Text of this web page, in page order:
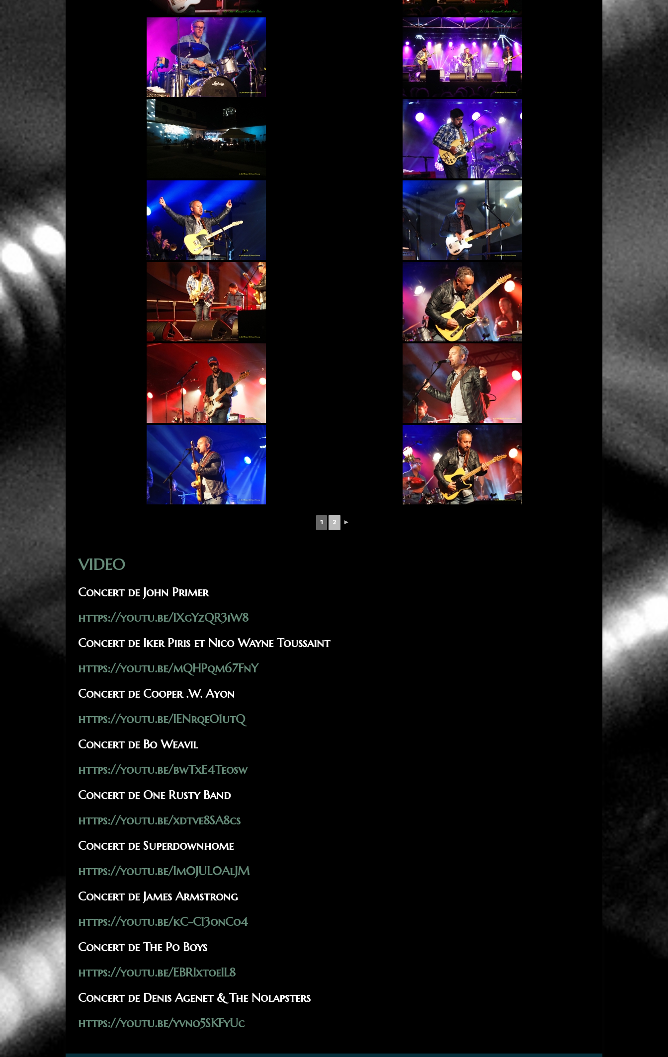
1 2 ►
VIDEO
Concert de John Primer
https://youtu.be/IXgYzQR3iW8
Concert de Iker Piris et Nico Wayne Toussaint
https://youtu.be/mQHPqm67FnY
Concert de Cooper .W. Ayon
https://youtu.be/IENrqeO1utQ
Concert de Bo Weavil
https://youtu.be/bwTxE4Teosw
Concert de One Rusty Band
https://youtu.be/xdtve8SA8cs
Concert de Superdownhome
https://youtu.be/Im0JUL0AlJM
Concert de James Armstrong
https://youtu.be/kC-C13onCo4
Concert de The Po Boys
https://youtu.be/EBRIxtoeIL8
Concert de Denis Agenet & The Nolapsters
https://youtu.be/yvno5SKFyUc